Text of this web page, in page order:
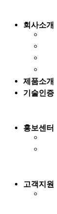
회사소개
제품소개
기술인증
홍보센터
고객지원